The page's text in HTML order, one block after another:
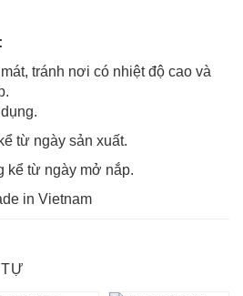
tránh nơi có nhiệt độ cao và
từ ngày sản xuất.
kể từ ngày mở nắp.
in Vietnam